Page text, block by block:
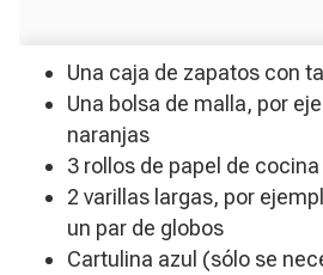
Una caja de zapatos con
Una bolsa de malla, por
naranjas
3 rollos de papel de cocina
2 varillas largas, por
un par de globos
Cartulina azul (sólo se